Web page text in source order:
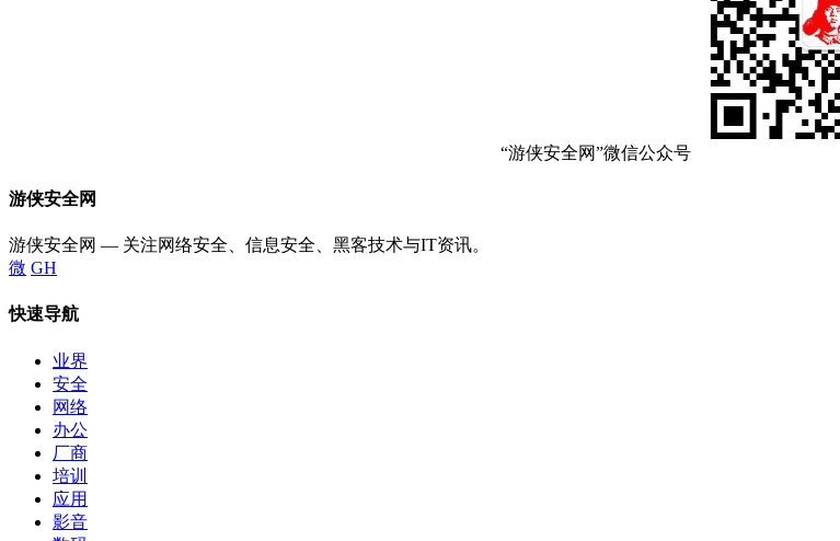
“游侠安全网”微信公众号
游侠安全网
游侠安全网 — 关注网络安全、信息安全、黑客技术与IT资讯。
微 GH
快速导航
业界
安全
网络
办公
厂商
培训
应用
影音